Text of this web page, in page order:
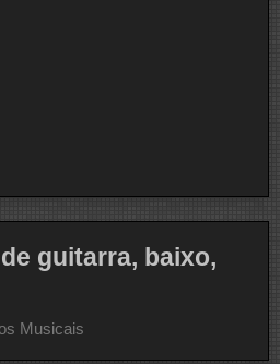
guitarra, baixo,
Musicais